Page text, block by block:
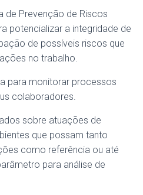
de Prevenção de Riscos
potencializar a integridade de
de possíveis riscos que
no trabalho.
para monitorar processos
colaboradores.
sobre atuações de
que possam tanto
como referência ou até
para análise de